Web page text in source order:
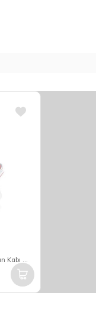
Rossallını Lıfe Dikdörtgen Kapaklı Fırın Kabı Kırmızı 1FK-4575SRRE